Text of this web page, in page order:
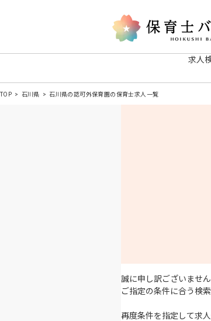
求人
TOP 石川県 石川県の認可外保育園の保育士求人一覧
誠に申し訳ございません
ご指定の条件に合う検
再度条件を指定して求